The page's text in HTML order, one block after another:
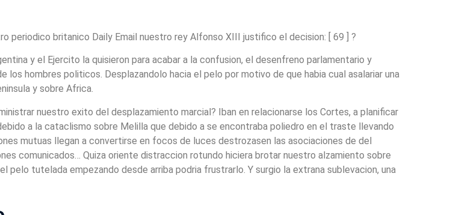
periodico britanico Daily Email nuestro rey Alfonso XIII justifico el decision: [ 69 ] ?
y el Ejercito la quisieron para acabar a la confusion, el desenfreno parlamentario y
los hombres politicos. Desplazandolo hacia el pelo por motivo de que habia cual asalariar una
y sobre Africa.
nuestro exito del desplazamiento marcial? Iban en relacionarse los Cortes, a planificar
a la cataclismo sobre Melilla que debido a se encontraba poliedro en el traste llevando
mutuas llegan a convertirse en focos de luces destrozasen las asociaciones de del
comunicados… Quiza oriente distraccion rotundo hiciera brotar nuestro alzamiento sobre
pelo tutelada empezando desde arriba podria frustrarlo. Y surgio la extrana sublevacion, una